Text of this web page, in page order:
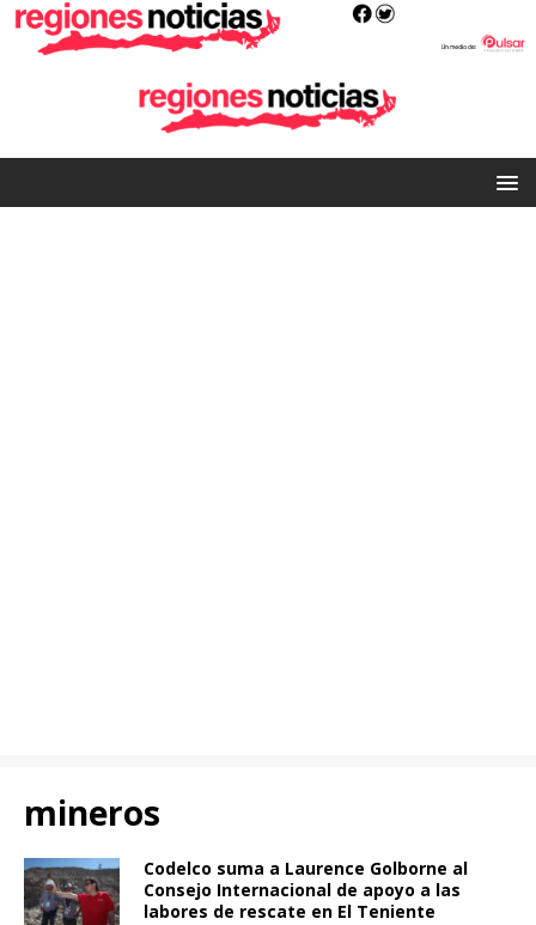
mineros
Codelco suma a Laurence Golborne al
Consejo Internacional de apoyo a las
labores de rescate en El Teniente